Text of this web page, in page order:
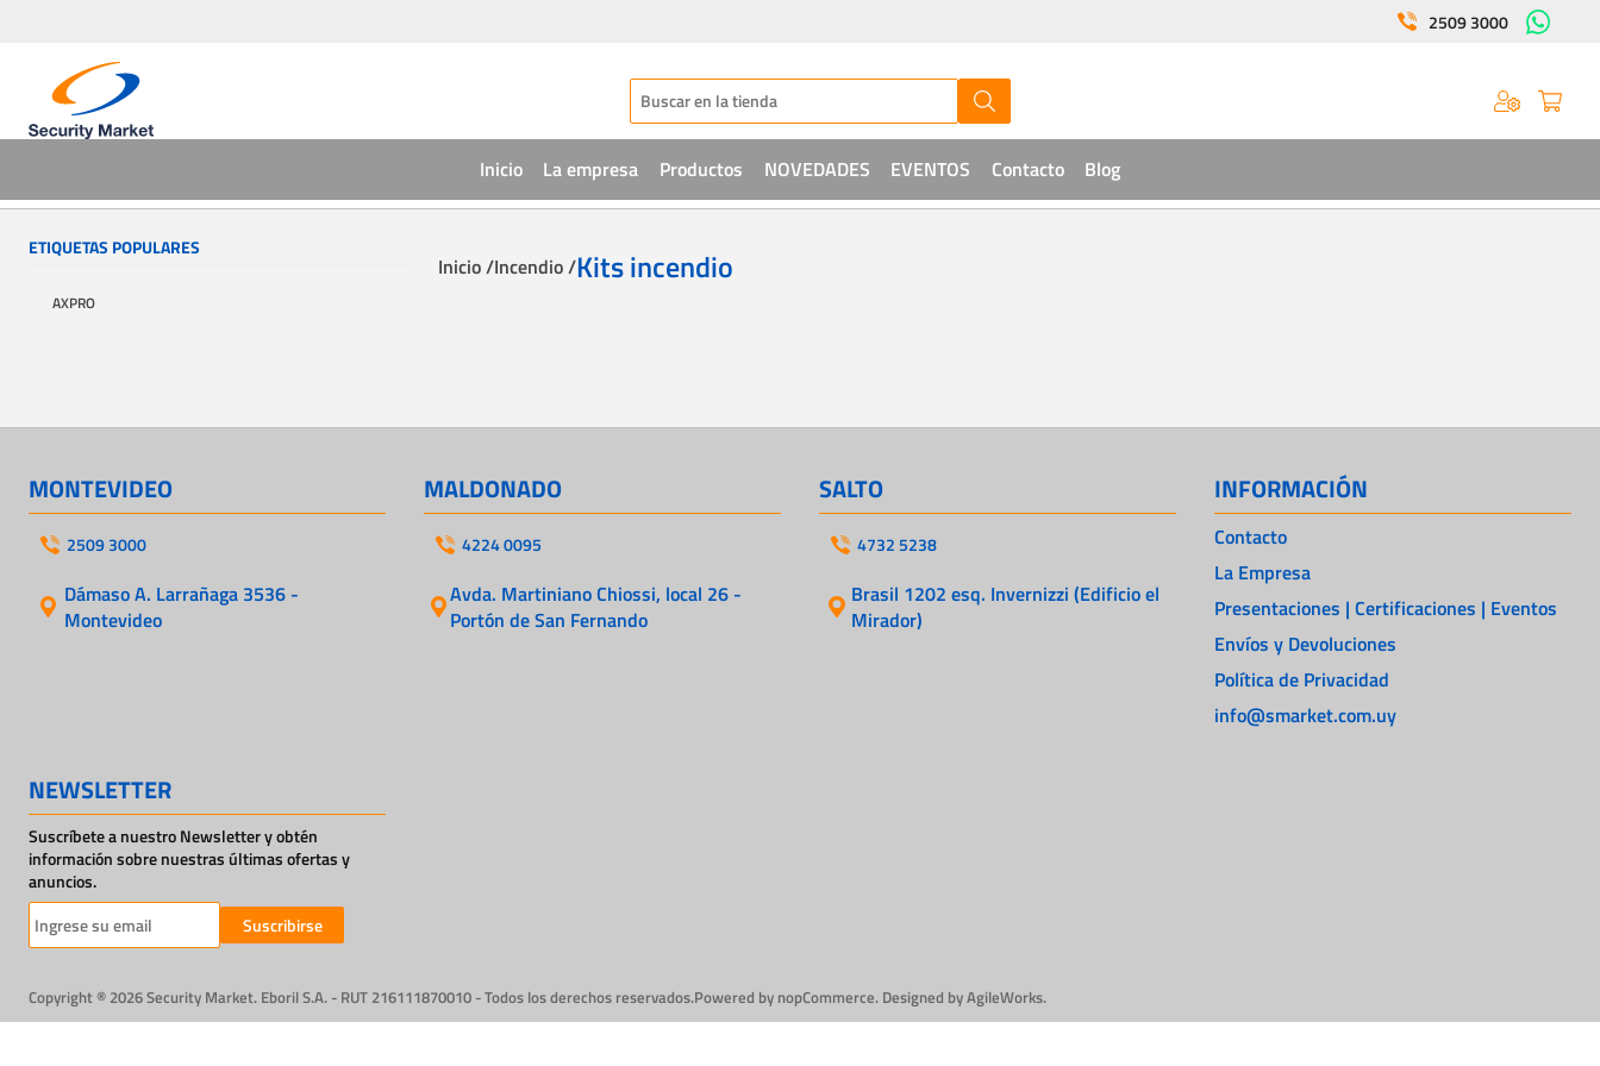
2509 3000
Inicio La empresa Productos
Incendio
NOVEDADES EVENTOS Contacto Blog
Inicio /Incendio /Kits incendio
ETIQUETAS POPULARES
AXPRO
MONTEVIDEO
2509 3000
Dámaso A. Larrañaga 3536 -
Montevideo
MALDONADO
4224 0095
Avda. Martiniano Chiossi, local 26 -
Portón de San Fernando
SALTO
4732 5238
Brasil 1202 esq. Invernizzi (Edificio el
Mirador)
INFORMACIÓN
Contacto
La Empresa
Presentaciones | Certificaciones | Eventos
Envíos y Devoluciones
Política de Privacidad
info@smarket.com.uy
NEWSLETTER
Suscríbete a nuestro Newsletter y obtén
información sobre nuestras últimas ofertas y
anuncios.
Suscribirse
Copyright ® 2026 Security Market. Eboril S.A. - RUT 216111870010 - Todos los derechos reservados.Powered by nopCommerce. Designed byAgileWorks.